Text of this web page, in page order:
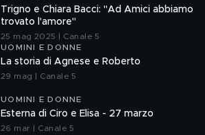
Trigno e Chiara Bacci: "Ad Amici abbiamo
trovato l'amore"
25 mag 2025 | Canale 5
UOMINI E DONNE
La storia di Agnese e Roberto
29 mag | Canale 5
UOMINI E DONNE
Esterna di Ciro e Elisa - 27 marzo
26 mar | Canale 5